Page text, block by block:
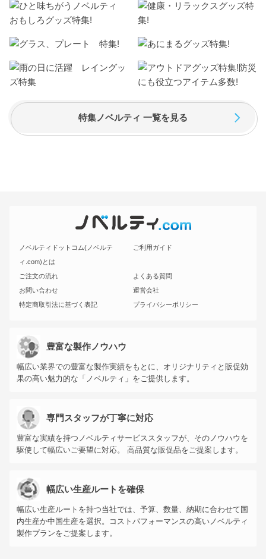
特集ノベルティ 一覧を見る
ノベルティドットコム(ノベルテ
ィ.com)とは
ご利用ガイド
ご注文の流れ
よくある質問
お問い合わせ
運営会社
特定商取引法に基づく表記
プライバシーポリシー
豊富な製作ノウハウ
幅広い業界での豊富な製作実績をもとに、オリジナリティと販促効
果の高い魅力的な「ノベルティ」をご提供します。
専門スタッフが丁寧に対応
豊富な実績を持つノベルティサービススタッフが、そのノウハウを
駆使して幅広いご要望に対応。 高品質な販促品をご提案します。
幅広い生産ルートを確保
幅広い生産ルートを持つ当社では、予算、数量、納期に合わせて国
内生産か中国生産を選択。コストパフォーマンスの高いノベルティ
製作プランをご提案します。